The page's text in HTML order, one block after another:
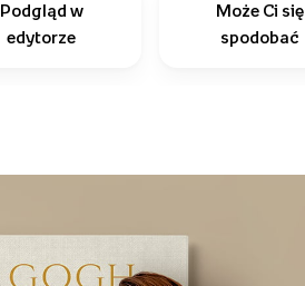
Podgląd w
edytorze
Może Ci się
spodobać